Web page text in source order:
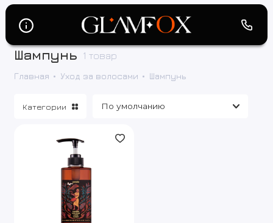
Шампунь 1 товар
Главная Уход за волосами Шампунь
Уходовые средства
Категории